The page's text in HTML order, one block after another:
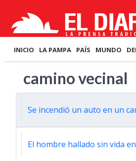
INICIO LA PAMPA PAÍS MUNDO
camino vecinal
Se incendió un auto en un
El hombre hallado sin vida